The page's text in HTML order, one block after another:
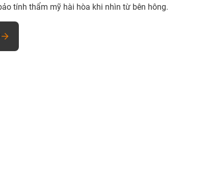
tính thẩm mỹ hài hòa khi nhìn từ bên hông.